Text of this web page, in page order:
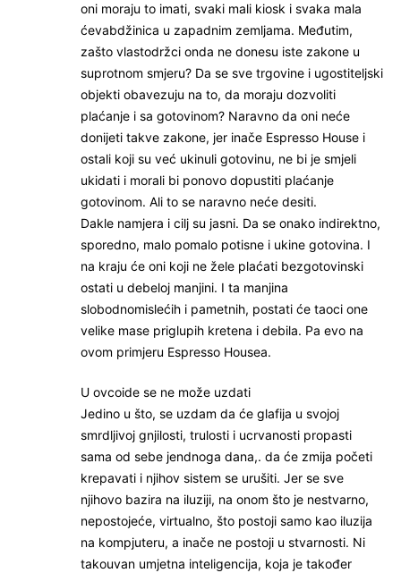
oni moraju to imati, svaki mali kiosk i svaka mala
ćevabdžinica u zapadnim zemljama. Međutim,
zašto vlastodržci onda ne donesu iste zakone u
suprotnom smjeru? Da se sve trgovine i ugostiteljski
objekti obavezuju na to, da moraju dozvoliti
plaćanje i sa gotovinom? Naravno da oni neće
donijeti takve zakone, jer inače Espresso House i
ostali koji su već ukinuli gotovinu, ne bi je smjeli
ukidati i morali bi ponovo dopustiti plaćanje
gotovinom. Ali to se naravno neće desiti.
Dakle namjera i cilj su jasni. Da se onako indirektno,
sporedno, malo pomalo potisne i ukine gotovina. I
na kraju će oni koji ne žele plaćati bezgotovinski
ostati u debeloj manjini. I ta manjina
slobodnomislećih i pametnih, postati će taoci one
velike mase priglupih kretena i debila. Pa evo na
ovom primjeru Espresso Housea.
U ovcoide se ne može uzdati
Jedino u što, se uzdam da će glafija u svojoj
smrdljivoj gnjilosti, trulosti i ucrvanosti propasti
sama od sebe jendnoga dana,. da će zmija početi
krepavati i njihov sistem se urušiti. Jer se sve
njihovo bazira na iluziji, na onom što je nestvarno,
nepostojeće, virtualno, što postoji samo kao iluzija
na kompjuteru, a inače ne postoji u stvarnosti. Ni
takouvan umjetna inteligencija, koja je također